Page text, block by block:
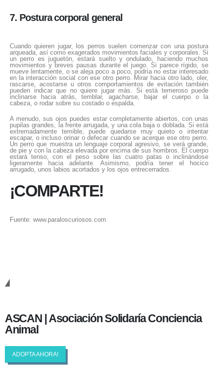
7. Postura corporal general
Cuando quieren jugar, los perros suelen comenzar con una postura
arqueada, así como exagerados movimientos faciales y corporales. Si
un perro es juguetón, estará suelto y ondulado, haciendo muchos
movimientos y breves pausas durante el juego. Si parece rígido, se
mueve lentamente, o se aleja poco a poco, podría no estar interesado
en la interacción social con ese otro perro. Mirar hacia otro lado, oler,
rascarse, acostarse u otros comportamientos de evitación también
pueden indicar que no quiere jugar más. Si está temeroso puede
inclinarse hacia atrás, temblar, agacharse, bajar el cuerpo o la
cabeza, o rodar sobre su costado o espalda.
A menudo, sus ojos puedes estar completamente abiertos, con unas
pupilas grandes, la frente arrugada, y una cola baja o doblada. Si está
extremadamente temible, puede quedarse muy quieto o intentar
escapar, o incluso orinar o defecar cuando se acerque ese otro perro.
Un perro que muestra un lenguaje corporal agresivo, se verá grande,
de pie y con la cabeza elevada por encima de sus hombros. El cuerpo
estará tenso, con el peso sobre las cuatro patas o inclinándose
ligeramente hacia adelante. Asimismo, podría tener el hocico
arrugado, unos labios acortados y los ojos entrecerrados.
¡COMPARTE!
Fuente: www.paraloscuriosos.com
ASCAN | Asociación Solidaría Conciencia
Animal
ADOPTA AHORA!